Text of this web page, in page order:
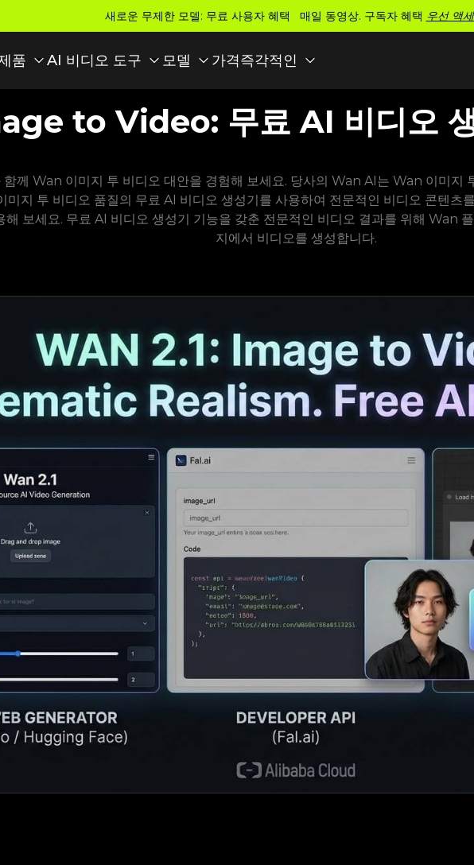
새로운 무제한 모델: 무료 사용자 혜택 매일 동영상. 구독자 혜택 우선 액
품 AI 비디오 도구 모델 가격즉각적인
to Video: 무료 AI 비디오
께 Wan 이미지 투 비디오 대안을 경험해 보세요. 당사의 Wan AI는 Wan 이미지
미지 투 비디오 품질의 무료 AI 비디오 생성기를 사용하여 전문적인 비디오 콘텐츠
해 보세요. 무료 AI 비디오 생성기 기능을 갖춘 전문적인 비디오 결과를 위해 Wan
지에서 비디오를 생성합니다.